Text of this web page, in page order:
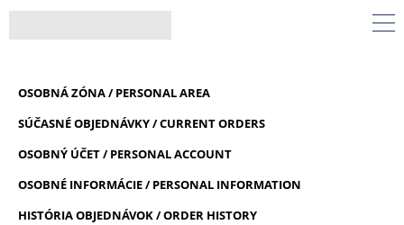
OSOBNÁ ZÓNA / PERSONAL AREA
SÚČASNÉ OBJEDNÁVKY / CURRENT ORDERS
OSOBNÝ ÚČET / PERSONAL ACCOUNT
OSOBNÉ INFORMÁCIE / PERSONAL INFORMATION
HISTÓRIA OBJEDNÁVOK / ORDER HISTORY